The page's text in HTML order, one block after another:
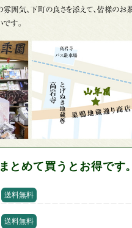
まとめて買うとお得です。
送料無料
送料無料